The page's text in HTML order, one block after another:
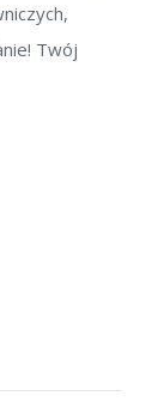
Twój